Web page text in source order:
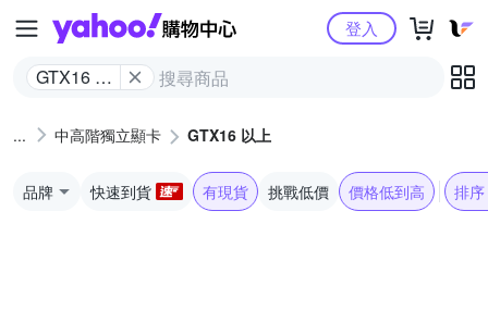
Yahoo購物中心
GTX16 以
登入
中高階獨立顯卡 GTX16 以上
品牌 快速到貨 有現貨 挑戰低價 價格低到高 排序